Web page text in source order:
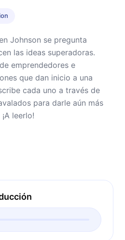
Johnson se pregunta
las ideas superadoras.
emprendedores e
que dan inicio a una
cada uno a través de
para darle aún más
leerlo!